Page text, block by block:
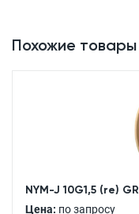
Похожие товары
NYM-J 10G1,5 (re) GR
Цена: по запросу